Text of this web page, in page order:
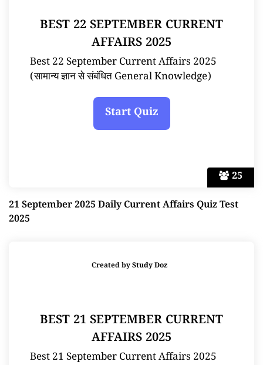
25
BEST 22 SEPTEMBER CURRENT
AFFAIRS 2025
Best 22 September Current Affairs 2025
(सामान्य ज्ञान से संबंधित General Knowledge)
21 September 2025 Daily Current Affairs Quiz Test
2025
Created byStudy Doz
BEST 21 SEPTEMBER CURRENT
AFFAIRS 2025
Best 21 September Current Affairs 2025